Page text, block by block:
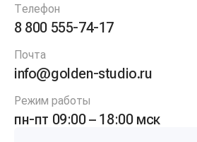
Телефон
8 800 555-74-17
Почта
info@golden-studio.ru
Режим работы
пн-пт 09:00 – 18:00 мск